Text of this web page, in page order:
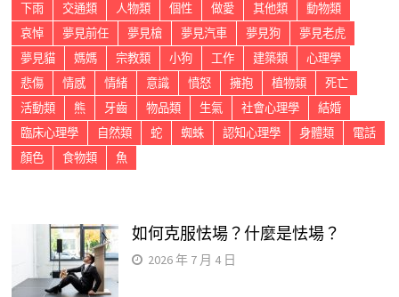
下雨 交通類 人物類 個性 做愛 其他類
動物類
哀悼
夢見前任 夢見槍 夢見汽車 夢見狗
夢見老虎
夢見貓
媽媽 宗教類 小狗 工作 建築類
心理學
悲傷
情感 情緒 意識 憤怒 擁抱 植物類
死亡
活動類
熊 牙齒 物品類 生氣 社會心理學
結婚
臨床心理學
自然類 蛇 蜘蛛 認知心理學 身體類
電話
顏色
食物類 魚
如何克服怯場？什麼是怯場？
2026 年 7 月 4 日